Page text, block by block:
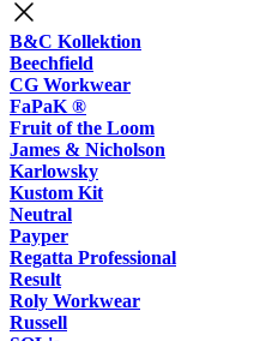
B&C Kollektion
Beechfield
CG Workwear
FaPaK ®
Fruit of the Loom
James & Nicholson
Karlowsky
Kustom Kit
Neutral
Payper
Regatta Professional
Result
Roly Workwear
Russell